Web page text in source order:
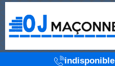
indisponible